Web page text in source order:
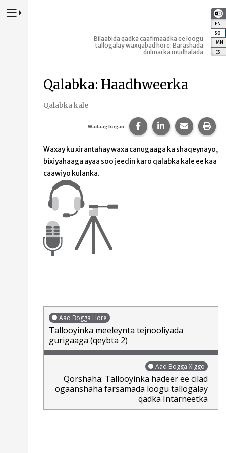
EN
SO
HMN
ES
Riix si aad u Daartid Websaydka Kormeerida Koowaad
Bilaabida qadka caafimaadka ee loogu
tallogalay waxqabad hore: Barashada
dulmarka mudhalada
Qalabka: Haadhweerka
Qalabka kale
Wadaag bogan Ku wadaag boggaan
La wadaag
Ku
Waxay ku xirantahay waxa canugaaga ka shaqeynayo,
bixiyahaaga ayaa soo jeedin karo qalabka kale ee kaa
caawiyo kulanka.
Aad Bogga Hore
Tallooyinka meeleynta tejnooliyada
gurigaaga (qeybta 2)
Aad Bogga XIggo
Qorshaha: Tallooyinka hadeer ee cilad
ogaanshaha farsamada loogu tallogalay
qadka Intarneetka